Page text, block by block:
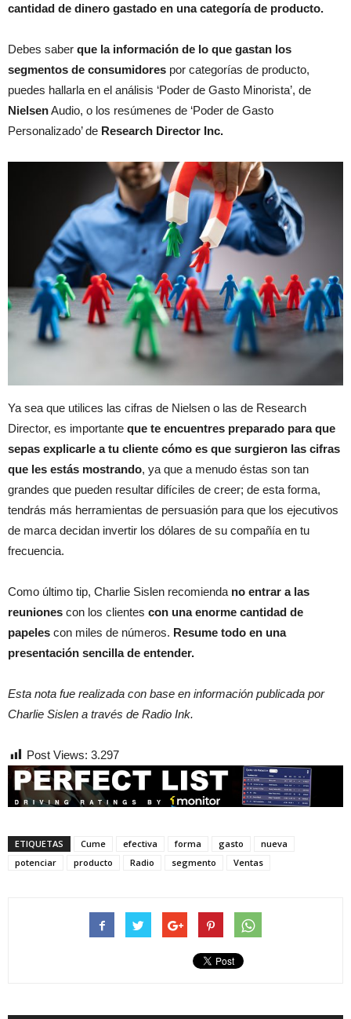
cantidad de dinero gastado en una categoría de producto.
Debes saber que la información de lo que gastan los
segmentos de consumidores por categorías de producto,
puedes hallarla en el análisis ‘Poder de Gasto Minorista’, de
NielsenAudio, o los resúmenes de ‘Poder de Gasto
Personalizado’ de Research Director Inc.
Ya sea que utilices las cifras de Nielsen o las de Research
Director, es importante que te encuentres preparado para que
sepas explicarle a tu cliente cómo es que surgieron las cifras
que les estás mostrando, ya que a menudo éstas son tan
grandes que pueden resultar difíciles de creer; de esta forma,
tendrás más herramientas de persuasión para que los ejecutivos
de marca decidan invertir los dólares de su compañía en tu
frecuencia.
Como último tip, Charlie Sislen recomienda no entrar a las
reuniones con los clientes con una enorme cantidad de
papeles con miles de números. Resume todo en una
presentación sencilla de entender.
Esta nota fue realizada con base en información publicada por
Charlie Sislen a través de Radio Ink.
Post Views: 3.297
ETIQUETAS Cume efectiva forma gasto
nueva
potenciar
producto Radio segmento Ventas